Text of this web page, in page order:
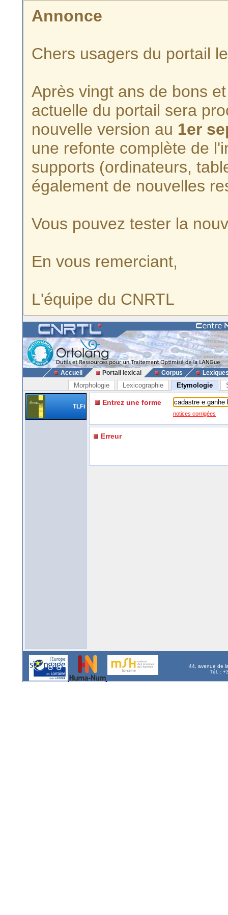
Annonce
Chers usagers du portail
Après vingt ans de bons
actuelle du portail sera
nouvelle version au 1er
une refonte complète de
supports (ordinateurs,
également de nouvelles
Vous pouvez tester la
En vous remerciant,
L'équipe du CNRTL
Accueil Portail lexical Corpus
Morphologie Lexicographie Etymologie
TLFi Entrez une forme
notices corrigées
Erreur
44, avenue de
Tél. :